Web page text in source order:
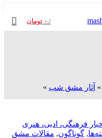
/ ۰ تومان
» آثار مشق شب »
فرهنگی، ادبی، هنری
, گوناگون, مقالات مشق